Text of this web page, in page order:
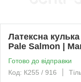
Латексна
Pale Salmon |
Готово до відправки
Код: К255 / 916